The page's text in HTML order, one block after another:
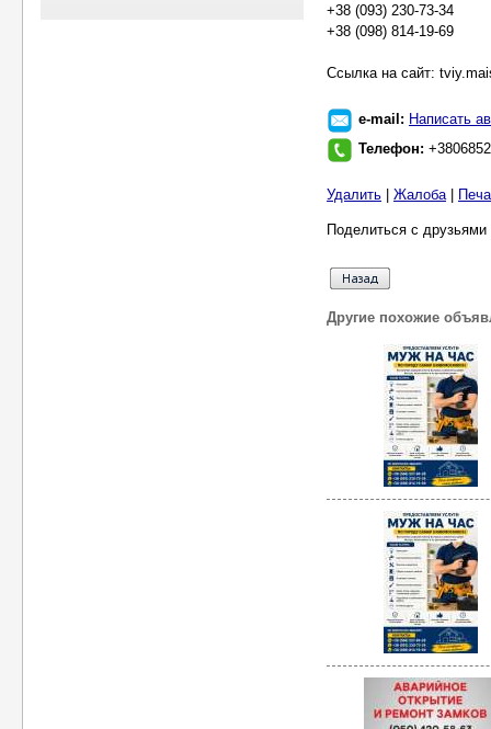
+38 (093) 230-73-34
+38 (098) 814-19-69
Ссылка на сайт:
e-mail: Написать
Телефон:
Удалить Жалоба|
Поделиться с
Другие похожие